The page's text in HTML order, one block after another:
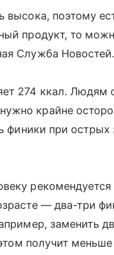
высока, поэтому
продукт, то
Служба Новостей.
274 ккал. Людям
крайне
финики при
рекомендуется
— два-три
заменить
получит